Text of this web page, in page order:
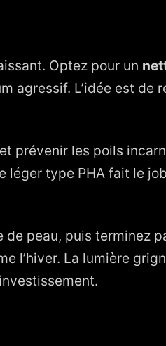
Optez pour un
agressif. L’idée est de
prévenir les poils
léger type PHA fait le
peau, puis terminez
l’hiver. La lumière